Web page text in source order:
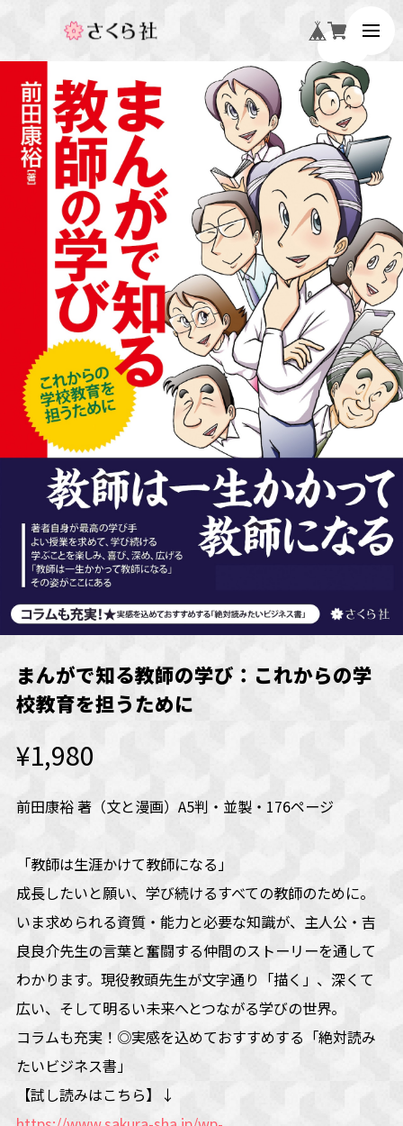
まんがで知る教師の学び：これからの学
校教育を担うために
¥1,980
前田康裕 著（文と漫画）A5判・並製・176ページ
「教師は生涯かけて教師になる」
成長したいと願い、学び続けるすべての教師のために――。
いま求められる資質・能力と必要な知識が、主人公・吉
良良介先生の言葉と奮闘する仲間のストーリーを通して
わかります。現役教頭先生が文字通り「描く」、深くて
広い、そして明るい未来へとつながる学びの世界。
コラムも充実！◎実感を込めておすすめする「絶対読み
たいビジネス書」
【試し読みはこちら】↓